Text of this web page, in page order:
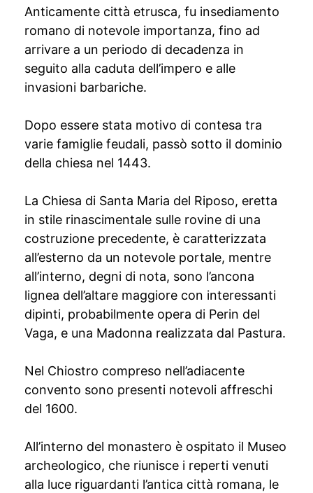
Anticamente città etrusca, fu insediamento
romano di notevole importanza, fino ad
arrivare a un periodo di decadenza in
seguito alla caduta dell’impero e alle
invasioni barbariche.
Dopo essere stata motivo di contesa tra
varie famiglie feudali, passò sotto il dominio
della chiesa nel 1443.
La Chiesa di Santa Maria del Riposo, eretta
in stile rinascimentale sulle rovine di una
costruzione precedente, è caratterizzata
all’esterno da un notevole portale, mentre
all’interno, degni di nota, sono l’ancona
lignea dell’altare maggiore con interessanti
dipinti, probabilmente opera di Perin del
Vaga, e una Madonna realizzata dal Pastura.
Nel Chiostro compreso nell’adiacente
convento sono presenti notevoli affreschi
del 1600.
All’interno del monastero è ospitato il Museo
archeologico, che riunisce i reperti venuti
alla luce riguardanti l’antica città romana, le